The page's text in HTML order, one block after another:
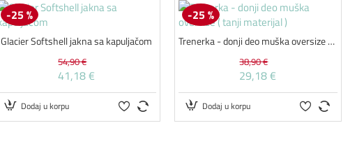
-25 %
Glacier Softshell jakna sa kapuljačom
41,18 €
54,90 €
Dodaj u korpu
-25 %
Trenerka - donji deo muška oversize ( tanji materijal )
29,18 €
38,90 €
Dodaj u korpu